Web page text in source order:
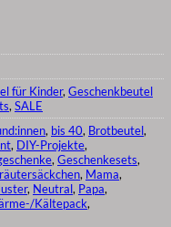
aus Stoff Rentier Wald |
für Kinder,Geschenkbeutel
,SALE
, bis 40, Brotbeutel,
, DIY-Projekte,
,Geschenkesets,
, Mama,
, Neutral, Papa,
Kältepack,